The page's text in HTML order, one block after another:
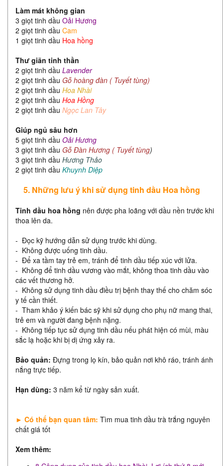
Làm mát không gian
3 giọt tinh dầu Oải Hương
2 giọt tinh dầu Cam
1 giọt tinh dầu Hoa hồng
Thư giãn tinh thần
2 giọt tinh dầu Lavender
2 giọt tinh dầu Gỗ hoàng đàn ( Tuyết tùng)
2 giọt tinh dầu Hoa Nhài
2 giọt tinh dầu Hoa Hồng
2 giọt tinh dầu Ngọc Lan Tây
Giúp ngủ sâu hơn
5 giọt tinh dầu Oải Hương
3 giọt tinh dầu Gỗ Đàn Hương ( Tuyết tùng)
3 giọt tinh dầu Hương Thảo
2 giọt tinh dầu Khuynh Diệp
5. Những lưu ý khi sử dụng tinh dầu Hoa hồng
Tinh dầu hoa hồng nên được pha loãng với dầu nền trước khi
thoa lên da.
- Đọc kỹ hướng dẫn sử dụng trước khi dùng.
- Không được uống tinh dầu.
- Để xa tầm tay trẻ em, tránh để tinh dầu tiếp xúc với lửa.
- Không để tinh dầu vương vào mắt, không thoa tinh dầu vào
các vết thương hở.
- Không sử dụng tinh dầu điều trị bệnh thay thế cho chăm sóc
y tế cần thiết.
- Tham khảo ý kiến bác sỹ khi sử dụng cho phụ nữ mang thai,
trẻ em và người đang bệnh nặng.
- Không tiếp tục sử dụng tinh dầu nếu phát hiện có mùi, màu
sắc lạ hoặc khi bị dị ứng xảy ra.
Bảo quản: Đựng trong lọ kín, bảo quản nơi khô ráo, tránh ánh
nắng trực tiếp.
Hạn dùng: 3 năm kể từ ngày sản xuất.
► Có thể bạn quan tâm: Tìm mua tinh dầu trà trắng nguyên
chất giá tốt
Xem thêm: